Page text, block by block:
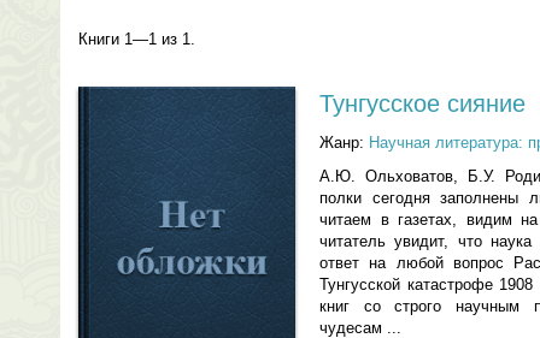
Книги 1—1 из 1.
Тунгусское сияние
Жанр: Научная литература:
А.Ю. Ольховатов, Б.У.
полки сегодня заполнены
читаем в газетах, видим
читатель увидит, что
ответ на любой вопрос
Тунгусской катастрофе
книг со строго научным
чудесам ...